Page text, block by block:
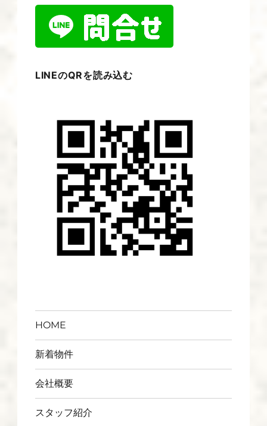
LINEのQRを読み込む
HOME
新着物件
会社概要
スタッフ紹介